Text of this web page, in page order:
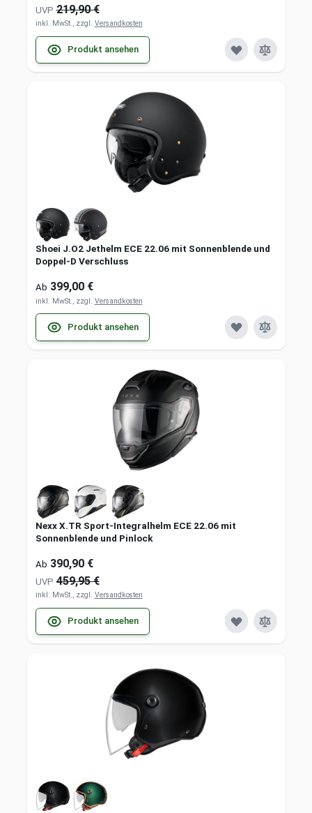
UVP 219,90 €
inkl. MwSt., zzgl. Versandkosten
Produkt ansehen
Shoei J.O2 Jethelm ECE 22.06 mit Sonnenblende und
Doppel-D Verschluss
Ab 399,00 €
inkl. MwSt., zzgl. Versandkosten
Produkt ansehen
Nexx X.TR Sport-Integralhelm ECE 22.06 mit
Sonnenblende und Pinlock
Ab 390,90 €
UVP 459,95 €
inkl. MwSt., zzgl. Versandkosten
Produkt ansehen